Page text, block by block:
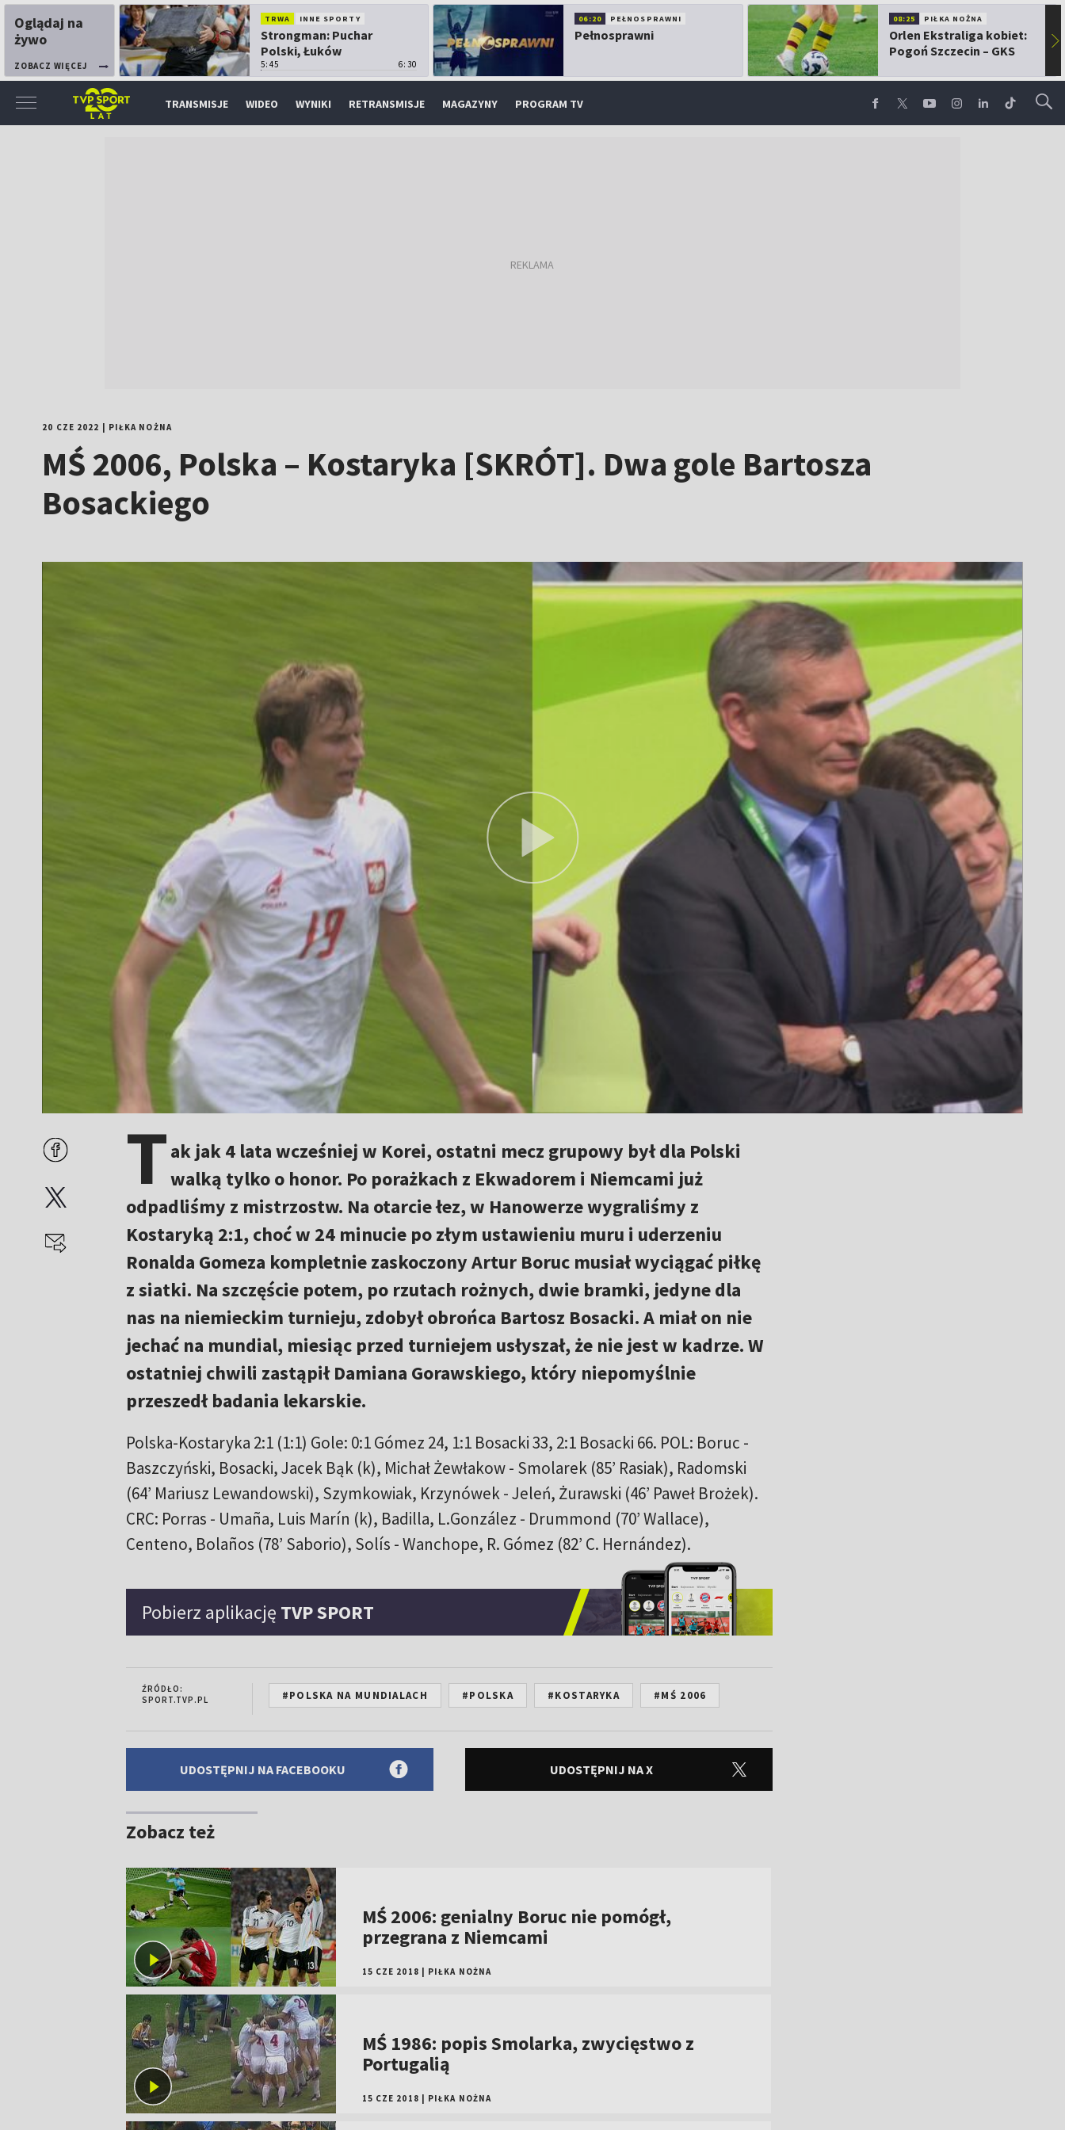
Oglądaj na
żywo
ZOBACZ WIĘCEJ
TRWA INNE SPORTY
Strongman: Puchar
Polski, Łuków
5:45 6:30
06:20 PEŁNOSPRAWNI
Pełnosprawni
08:25 PIŁKA NOŻNA
Orlen Ekstraliga kobiet:
Pogoń Szczecin – GKS
▶
TRANSMISJE WIDEO WYNIKI RETRANSMISJE MAGAZYNY PROGRAM TV
20 CZE 2022 PIŁKA NOŻNA
MŚ 2006, Polska – Kostaryka [SKRÓT]. Dwa gole Bartosza
Bosackiego
Tak jak 4 lata wcześniej w Korei, ostatni mecz grupowy był dla Polski
walką tylko o honor. Po porażkach z Ekwadorem i Niemcami już
odpadliśmy z mistrzostw. Na otarcie łez, w Hanowerze wygraliśmy z
Kostaryką 2:1, choć w 24 minucie po złym ustawieniu muru i uderzeniu
Ronalda Gomeza kompletnie zaskoczony Artur Boruc musiał wyciągać piłkę
z siatki. Na szczęście potem, po rzutach rożnych, dwie bramki, jedyne dla
nas na niemieckim turnieju, zdobył obrońca Bartosz Bosacki. A miał on nie
jechać na mundial, miesiąc przed turniejem usłyszał, że nie jest w kadrze. W
ostatniej chwili zastąpił Damiana Gorawskiego, który niepomyślnie
przeszedł badania lekarskie.
Polska-Kostaryka 2:1 (1:1) Gole: 0:1 Gómez 24, 1:1 Bosacki 33, 2:1 Bosacki 66. POL: Boruc -
Baszczyński, Bosacki, Jacek Bąk (k), Michał Żewłakow - Smolarek (85’ Rasiak), Radomski
(64’ Mariusz Lewandowski), Szymkowiak, Krzynówek - Jeleń, Żurawski (46’ Paweł Brożek).
CRC: Porras - Umaña, Luis Marín (k), Badilla, L.González - Drummond (70’ Wallace),
Centeno, Bolaños (78’ Saborio), Solís - Wanchope, R. Gómez (82’ C. Hernández).
Pobierz aplikację TVP SPORT
ŹRÓDŁO:
SPORT.TVP.PL
#POLSKA NA MUNDIALACH #POLSKA #KOSTARYKA #MŚ 2006
UDOSTĘPNIJ NA FACEBOOKU UDOSTĘPNIJ NA X
Zobacz też
MŚ 2006: genialny Boruc nie pomógł,
przegrana z Niemcami
15 CZE 2018 PIŁKA NOŻNA
MŚ 1986: popis Smolarka, zwycięstwo z
Portugalią
15 CZE 2018 PIŁKA NOŻNA